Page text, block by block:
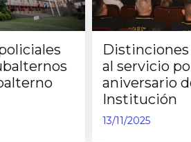
al servicio
aniversario
Institución
13/11/2025